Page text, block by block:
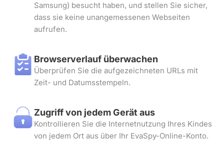
Samsung) besucht haben, und stellen Sie sicher,
dass sie keine unangemessenen Webseiten
aufrufen.
Browserverlauf überwachen
Überprüfen Sie die aufgezeichneten URLs mit
Zeit- und Datumsstempeln.
Zugriff von jedem Gerät aus
Kontrollieren Sie die Internetnutzung Ihres Kindes
von jedem Ort aus über Ihr EvaSpy-Online-Konto.